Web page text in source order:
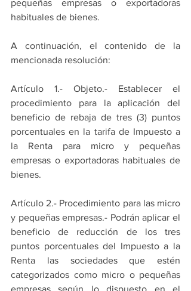
pequeñas empresas o exportadoras
habituales de bienes.
A continuación, el contenido de la
mencionada resolución:
Artículo 1.- Objeto.- Establecer el
procedimiento para la aplicación del
beneficio de rebaja de tres (3) puntos
porcentuales en la tarifa de Impuesto a
la Renta para micro y pequeñas
empresas o exportadoras habituales de
bienes.
Artículo 2.- Procedimiento para las micro
y pequeñas empresas.- Podrán aplicar el
beneficio de reducción de los tres
puntos porcentuales del Impuesto a la
Renta las sociedades que estén
categorizados como micro o pequeñas
empresas según lo dispuesto en el